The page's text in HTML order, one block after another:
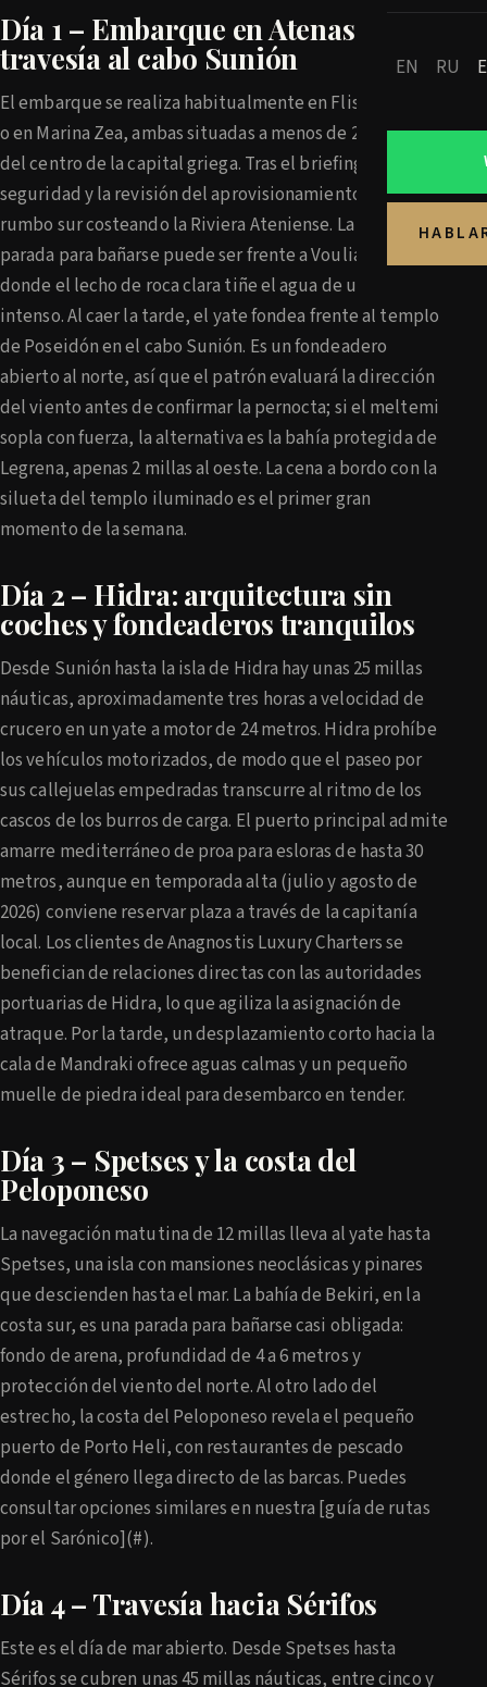
EN RU
Día 1 – Embarque en Atenas y
travesía al cabo Sunión
El embarque se realiza habitualmente en Flisvos Marina
o en Marina Zea, ambas situadas a menos de 25 minutos
del centro de la capital griega. Tras el briefing de
seguridad y la revisión del aprovisionamiento, se zarpa
rumbo sur costeando la Riviera Ateniense. La primera
parada para bañarse puede ser frente a Vouliagmeni,
donde el lecho de roca clara tiñe el agua de un turquesa
intenso. Al caer la tarde, el yate fondea frente al templo
de Poseidón en el cabo Sunión. Es un fondeadero
abierto al norte, así que el patrón evaluará la dirección
del viento antes de confirmar la pernocta; si el meltemi
sopla con fuerza, la alternativa es la bahía protegida de
Legrena, apenas 2 millas al oeste. La cena a bordo con la
silueta del templo iluminado es el primer gran
momento de la semana.
Día 2 – Hidra: arquitectura sin
coches y fondeaderos tranquilos
Desde Sunión hasta la isla de Hidra hay unas 25 millas
náuticas, aproximadamente tres horas a velocidad de
crucero en un yate a motor de 24 metros. Hidra prohíbe
los vehículos motorizados, de modo que el paseo por
sus callejuelas empedradas transcurre al ritmo de los
cascos de los burros de carga. El puerto principal admite
amarre mediterráneo de proa para esloras de hasta 30
metros, aunque en temporada alta (julio y agosto de
2026) conviene reservar plaza a través de la capitanía
local. Los clientes de Anagnostis Luxury Charters se
benefician de relaciones directas con las autoridades
portuarias de Hidra, lo que agiliza la asignación de
atraque. Por la tarde, un desplazamiento corto hacia la
cala de Mandraki ofrece aguas calmas y un pequeño
muelle de piedra ideal para desembarco en tender.
Día 3 – Spetses y la costa del
Peloponeso
La navegación matutina de 12 millas lleva al yate hasta
Spetses, una isla con mansiones neoclásicas y pinares
que descienden hasta el mar. La bahía de Bekiri, en la
costa sur, es una parada para bañarse casi obligada:
fondo de arena, profundidad de 4 a 6 metros y
protección del viento del norte. Al otro lado del
estrecho, la costa del Peloponeso revela el pequeño
puerto de Porto Heli, con restaurantes de pescado
donde el género llega directo de las barcas. Puedes
consultar opciones similares en nuestra [guía de rutas
por el Sarónico](#).
Día 4 – Travesía hacia Sérifos
Este es el día de mar abierto. Desde Spetses hasta
Sérifos se cubren unas 45 millas náuticas, entre cinco y